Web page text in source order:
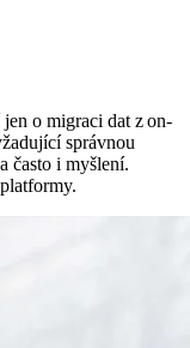
o migraci dat z on-
správnou
často i myšlení.